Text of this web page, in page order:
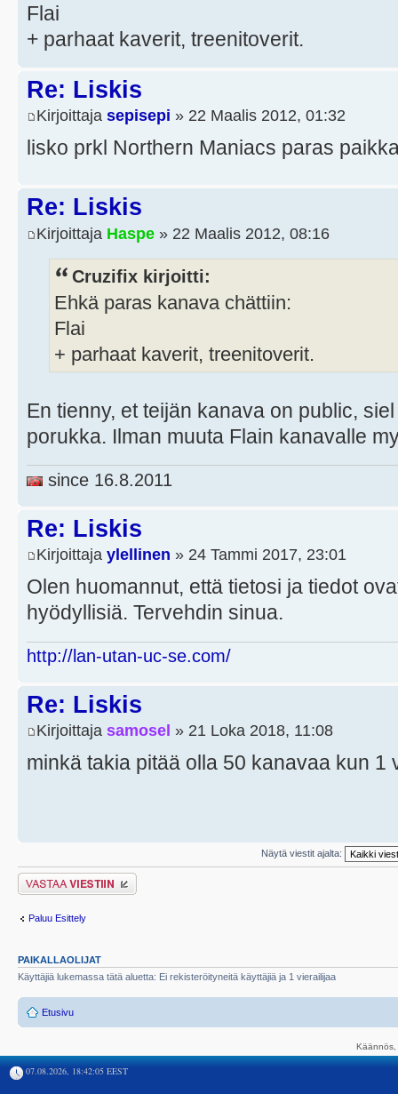
Flai
+ parhaat kaverit, treenitoverit.
Re: Liskis
Kirjoittaja sepisepi » 22 Maalis 2012, 01:32
lisko prkl Northern Maniacs paras
Re: Liskis
Kirjoittaja Haspe » 22 Maalis 2012, 08:16
Cruzifix kirjoitti:
Ehkä paras kanava chättiin:
Flai
+ parhaat kaverit, treenitoverit.
En tienny, et teijän kanava on public,
porukka. Ilman muuta Flain kanavalle
since 16.8.2011
Re: Liskis
Kirjoittaja ylellinen » 24 Tammi 2017, 23:01
Olen huomannut, että tietosi ja tiedot
hyödyllisiä. Tervehdin sinua.
http://lan-utan-uc-se.com/
Re: Liskis
Kirjoittaja samosel » 21 Loka 2018, 11:08
minkä takia pitää olla 50 kanavaa kun 1
Näytä viestit ajalta:
Lähetä vastaus
Paluu Esittely
PAIKALLAOLIJAT
Käyttäjiä lukemassa tätä aluetta: Ei rekisteröityneitä käyttäjiä ja 1 vierailijaa
Etusivu
07.08.2026, 18:42:05 EEST